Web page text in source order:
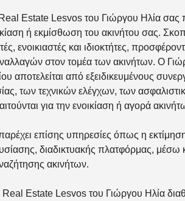
Real Estate Lesvos του Γιώργου Ηλία σας
ή εκμίσθωση του ακινήτου σας.
ενοικιαστές και ιδιοκτήτες,
στον τομέα των ακινήτων. Ο
αποτελείται από εξειδικευμένους
των τεχνικών ελέγχων, των
για την ενοικίαση ή αγορά
επίσης υπηρεσίες όπως η
διαδικτυακής πλατφόρμας, μέσω
ακινήτων.
Real Estate Lesvos του Γιώργου Ηλία